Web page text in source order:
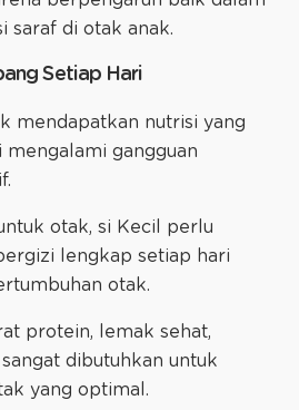
saraf di otak anak.
Setiap Hari
mendapatkan nutrisi yang
gangguan
otak, si Kecil perlu
lengkap setiap hari
otak.
protein, lemak sehat,
dibutuhkan untuk
yang optimal.